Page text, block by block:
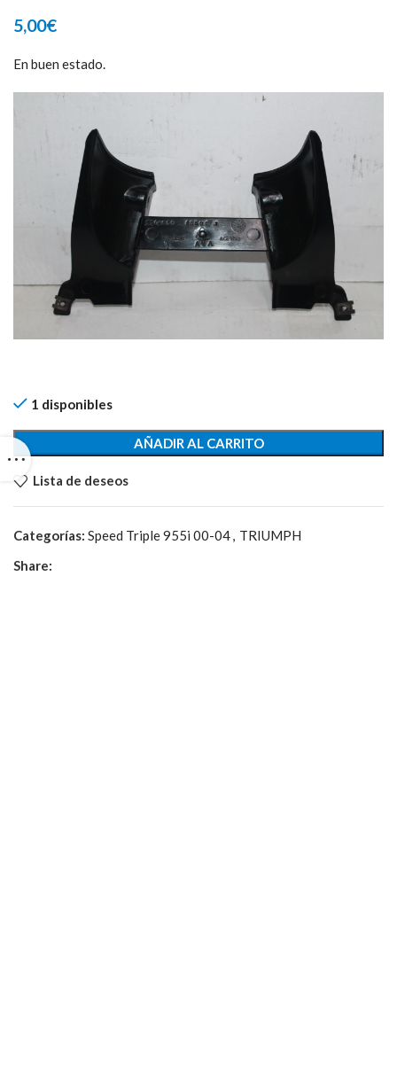
5,00€
En buen estado.
1 disponibles
AÑADIR AL CARRITO
Lista de deseos
Categorías: Speed Triple 955i 00-04, TRIUMPH
Share: